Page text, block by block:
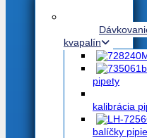
kvapalín
pipety
kalibrácia
balíčky